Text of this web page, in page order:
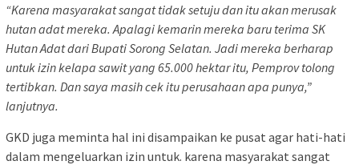
“Karena masyarakat sangat tidak setuju dan itu akan merusak
hutan adat mereka. Apalagi kemarin mereka baru terima SK
Hutan Adat dari Bupati Sorong Selatan. Jadi mereka berharap
untuk izin kelapa sawit yang 65.000 hektar itu, Pemprov tolong
tertibkan. Dan saya masih cek itu perusahaan apa punya,”
lanjutnya.
GKD juga meminta hal ini disampaikan ke pusat agar hati-hati
dalam mengeluarkan izin untuk. karena masyarakat sangat